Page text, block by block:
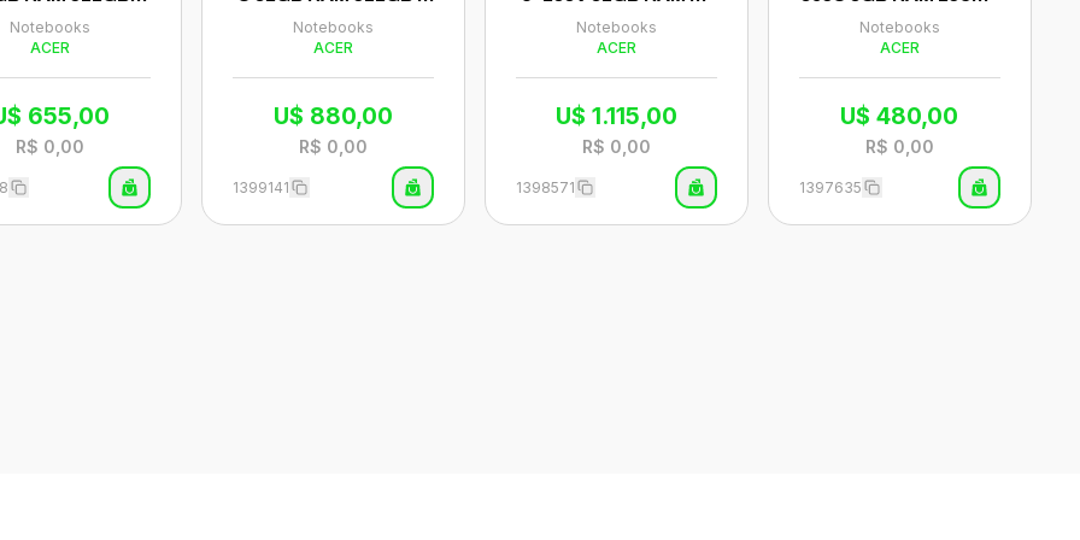
15.6" HD Wind
Inglês Prata -
Notebooks
ACER
655,00
R$ 0,00
SD Tela 15.6" HD Wind
ows 11 Inglês Prata -
Notebooks
ACER
U$ 880,00
R$ 0,00
1399141
B SSD Tela 16" WUXG
A Windows 11 Inglês C
Notebooks
ACER
U$ 1.115,00
R$ 0,00
1398571
SSD Tela 16" Full HD
Windows 11 Inglês Pra
Notebooks
ACER
U$480,00
R$ 0,00
1397635